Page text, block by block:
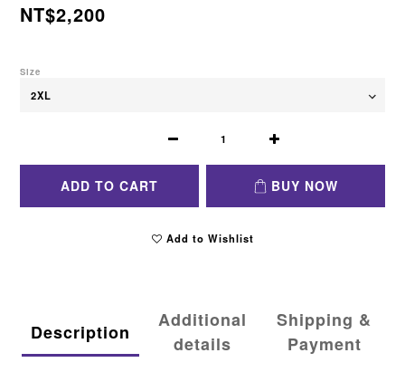
NT$2,200
Size
ADD TO CART BUY NOW
Add to Wishlist
Description
Additional
details
Shipping &
Payment